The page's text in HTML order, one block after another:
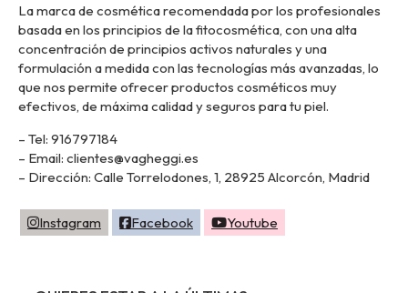
La marca de cosmética recomendada por los profesionales
basada en los principios de la fitocosmética, con una alta
concentración de principios activos naturales y una
formulación a medida con las tecnologías más avanzadas, lo
que nos permite ofrecer productos cosméticos muy
efectivos, de máxima calidad y seguros para tu piel.
– Tel: 916797184
– Email: clientes@vagheggi.es
– Dirección: Calle Torrelodones, 1, 28925 Alcorcón, Madrid
Instagram Facebook Youtube